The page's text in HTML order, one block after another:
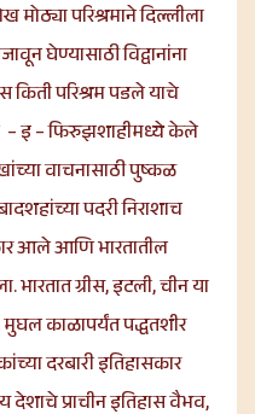
परिश्रमाने दिल्लीला
घेण्यासाठी विद्वानांना
परिश्रम पडले याचे
– इ – फिरुझशाहीमध्ये केले
वाचनासाठी पुष्कळ
पदरी निराशाच
आले आणि भारतातील
ग्रीस, इटली, चीन या
काळापर्यंत पद्धतशीर
दरबारी इतिहासकार
देशाचे प्राचीन इतिहास वैभव,